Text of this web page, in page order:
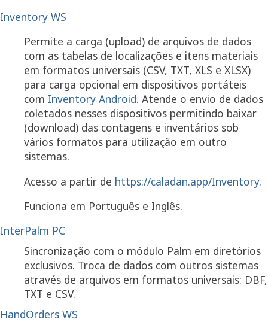
Inventory WS
Permite a carga (upload) de arquivos de dados
com as tabelas de localizações e itens materiais
em formatos universais (CSV, TXT, XLS e XLSX)
para carga opcional em dispositivos portáteis
com Inventory Android. Atende o envio de dados
coletados nesses dispositivos permitindo baixar
(download) das contagens e inventários sob
vários formatos para utilização em outro
sistemas.
Acesso a partir de https://caladan.app/Inventory.
Funciona em Português e Inglês.
InterPalm PC
Sincronização com o módulo Palm em diretórios
exclusivos. Troca de dados com outros sistemas
através de arquivos em formatos universais: DBF,
TXT e CSV.
HandOrders WS